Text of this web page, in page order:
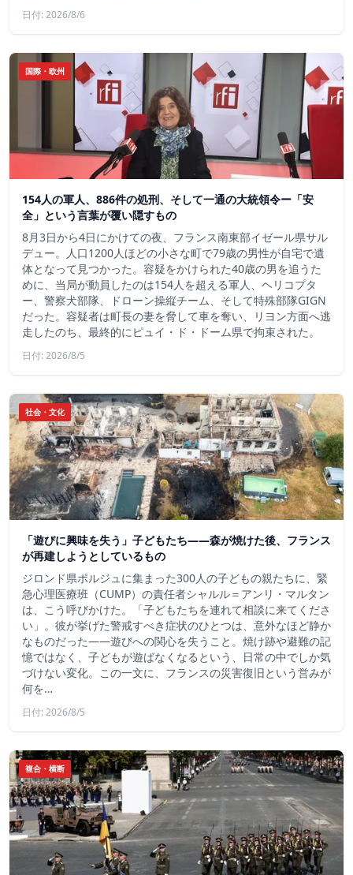
日付: 2026/8/6
国際・欧州
154人の軍人、886件の処刑、そして一通の大統領令ー「安
全」という言葉が覆い隠すもの
8月3日から4日にかけての夜、フランス南東部イゼール県サル
デュー。人口1200人ほどの小さな町で79歳の男性が自宅で遺
体となって見つかった。容疑をかけられた40歳の男を追うた
めに、当局が動員したのは154人を超える軍人、ヘリコプタ
ー、警察犬部隊、ドローン操縦チーム、そして特殊部隊GIGN
だった。容疑者は町長の妻を脅して車を奪い、リヨン方面へ逃
走したのち、最終的にピュイ・ド・ドーム県で拘束された。
日付: 2026/8/5
社会・文化
「遊びに興味を失う」子どもたち——森が焼けた後、フランス
が再建しようとしているもの
ジロンド県ポルジュに集まった300人の子どもの親たちに、緊
急心理医療班（CUMP）の責任者シャルル＝アンリ・マルタン
は、こう呼びかけた。「子どもたちを連れて相談に来てくださ
い」。彼が挙げた警戒すべき症状のひとつは、意外なほど静か
なものだった――遊びへの関心を失うこと。焼け跡や避難の記
憶ではなく、子どもが遊ばなくなるという、日常の中でしか気
づけない変化。この一文に、フランスの災害復旧という営みが
何を…
日付: 2026/8/5
複合・横断